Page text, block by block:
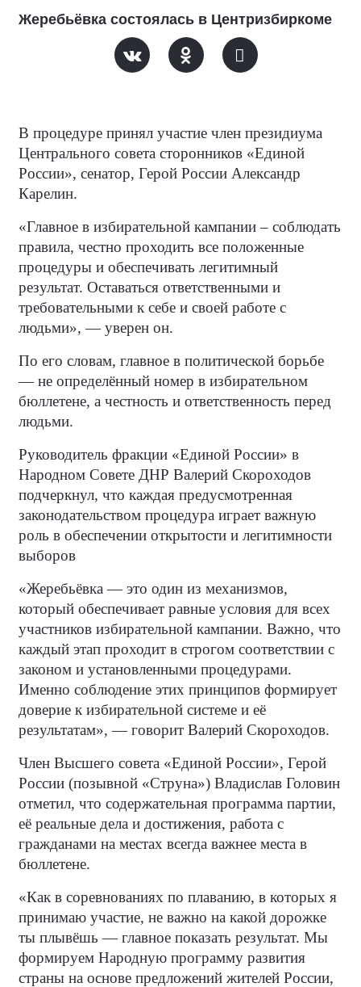
Жеребьёвка состоялась в Центризбиркоме
В процедуре принял участие член президиума
Центрального совета сторонников «Единой
России», сенатор, Герой России Александр
Карелин.
«Главное в избирательной кампании – соблюдать
правила, честно проходить все положенные
процедуры и обеспечивать легитимный
результат. Оставаться ответственными и
требовательными к себе и своей работе с
людьми», — уверен он.
По его словам, главное в политической борьбе
— не определённый номер в избирательном
бюллетене, а честность и ответственность перед
людьми.
Руководитель фракции «Единой России» в
Народном Совете ДНР Валерий Скороходов
подчеркнул, что каждая предусмотренная
законодательством процедура играет важную
роль в обеспечении открытости и легитимности
выборов
«Жеребьёвка — это один из механизмов,
который обеспечивает равные условия для всех
участников избирательной кампании. Важно, что
каждый этап проходит в строгом соответствии с
законом и установленными процедурами.
Именно соблюдение этих принципов формирует
доверие к избирательной системе и её
результатам», — говорит Валерий Скороходов.
Член Высшего совета «Единой России», Герой
России (позывной «Струна») Владислав Головин
отметил, что содержательная программа партии,
её реальные дела и достижения, работа с
гражданами на местах всегда важнее места в
бюллетене.
«Как в соревнованиях по плаванию, в которых я
принимаю участие, не важно на какой дорожке
ты плывёшь — главное показать результат. Мы
формируем Народную программу развития
страны на основе предложений жителей России,